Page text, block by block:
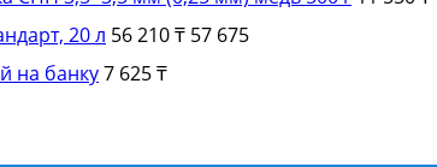
20 л 56 210 ₸ 57 675
на банку7 625 ₸